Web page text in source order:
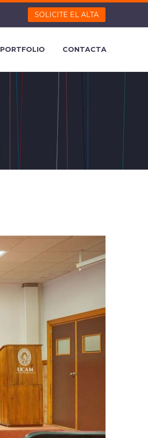
SOLICITE EL ALTA
PORTFOLIO CONTACTA